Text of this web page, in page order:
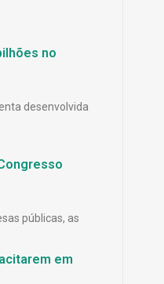
no
desenvolvida
públicas, as
em